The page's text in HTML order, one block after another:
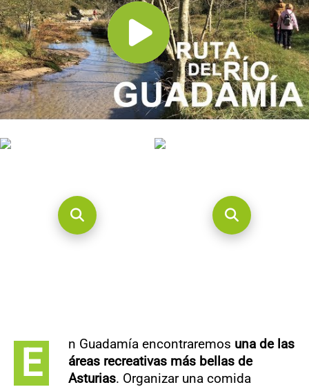
TIENDA
AGENDA
OFERTAS
CONTACTO
E n Guadamía encontraremos una de las
áreas recreativas más bellas de
Asturias. Organizar una comida